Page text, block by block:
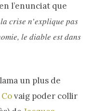
l’enunciat que
crise n’explique pas
le diable est dans
un plus de
vaig poder collir